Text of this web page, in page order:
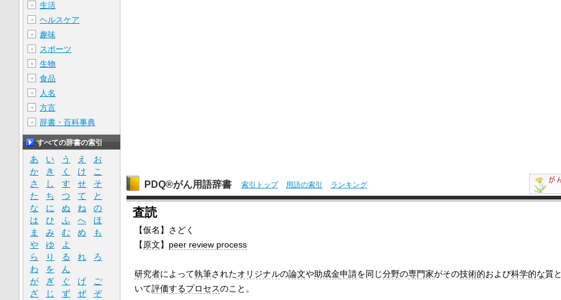
PDQ®がん用語辞書 索引トップ 用語の索引 ランキング
査読
【仮名】さどく
【原文】 peer review process
研究者によって執筆されたオリジナルの論文や助成金申請を同じ分野の専門家がその技術的および科学的な質と
いて評価するプロセスのこと。
＋ 生活
＋ ヘルスケア
＋ 趣味
＋ スポーツ
＋ 生物
＋ 食品
＋ 人名
＋ 方言
＋ 辞書・百科事典
すべての辞書の索引
あ い う え
お
か
き く け
こ
さ
し す せ
そ
た
ち つ て
と
な
に ぬ ね
の
は
ひ ふ へ
ほ
ま
み む め
も
や
ゆ
よ
ら
り る れ
ろ
わ
を
ん
が
ぎ ぐ げ
ご
ざ
じ ず ぜ
ぞ